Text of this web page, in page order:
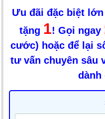
Ưu đãi đặc biệt
tặng 1! Gọi ngay
cước) hoặc để lại
tư vấn chuyên sâu
dành